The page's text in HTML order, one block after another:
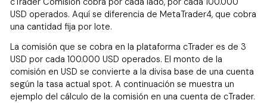
USD operados. Aquí se diferencia de MetaTrader4, que cobra
una cantidad fija por lote.
La comisión que se cobra en la plataforma cTrader es de 3
USD por cada 100.000 USD operados. El monto de la
comisión en USD se convierte a la divisa base de una cuenta
según la tasa actual spot. A continuación se muestra un
ejemplo del cálculo de la comisión en una cuenta de cTrader.